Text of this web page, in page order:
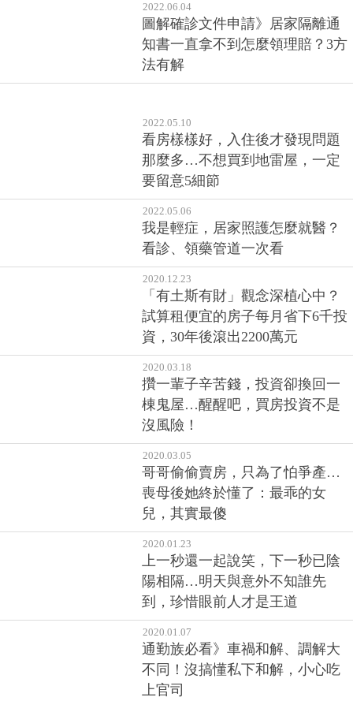
2022.06.04
圖解確診文件申請》居家隔離通
知書一直拿不到怎麼領理賠？3方
法有解
2022.05.10
看房樣樣好，入住後才發現問題
那麼多…不想買到地雷屋，一定
要留意5細節
2022.05.06
我是輕症，居家照護怎麼就醫？
看診、領藥管道一次看
2020.12.23
「有土斯有財」觀念深植心中？
試算租便宜的房子每月省下6千投
資，30年後滾出2200萬元
2020.03.18
攢一輩子辛苦錢，投資卻換回一
棟鬼屋…醒醒吧，買房投資不是
沒風險！
2020.03.05
哥哥偷偷賣房，只為了怕爭產…
喪母後她終於懂了：最乖的女
兒，其實最傻
2020.01.23
上一秒還一起說笑，下一秒已陰
陽相隔…明天與意外不知誰先
到，珍惜眼前人才是王道
2020.01.07
通勤族必看》車禍和解、調解大
不同！沒搞懂私下和解，小心吃
上官司